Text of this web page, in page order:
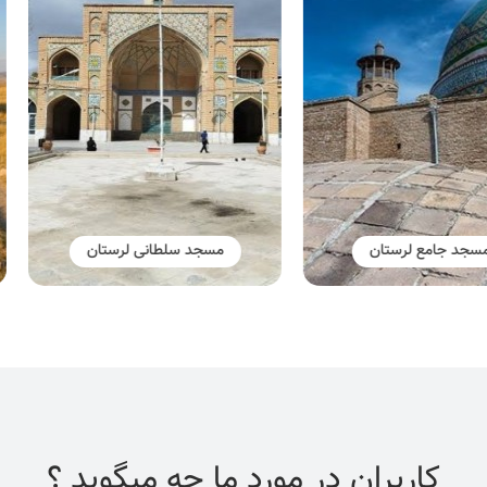
جامع لرستان مسجد سلطانی لرستان